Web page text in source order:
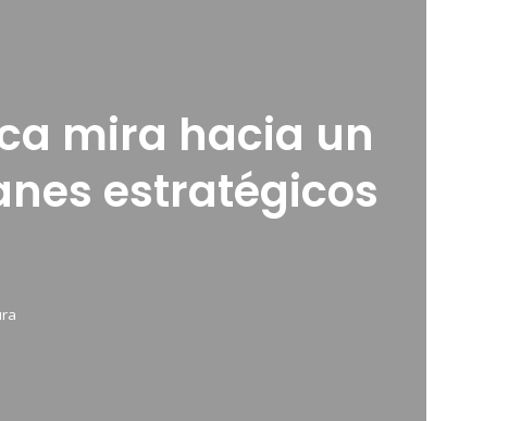
mira hacia un
estratégicos